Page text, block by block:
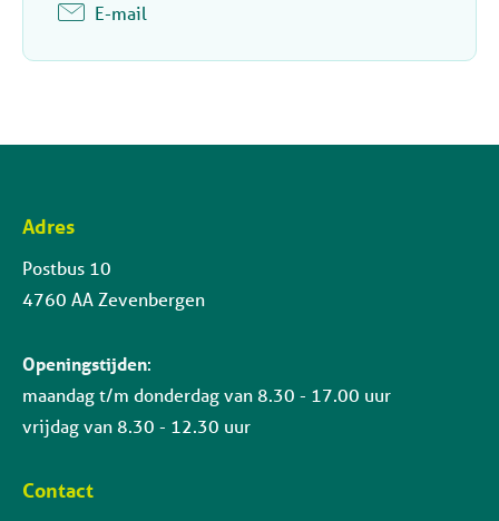
E-mail
Contactinformatie
Adres
Postbus 10
4760 AA Zevenbergen
Openingstijden:
maandag t/m donderdag van 8.30 - 17.00 uur
vrijdag van 8.30 - 12.30 uur
Contact